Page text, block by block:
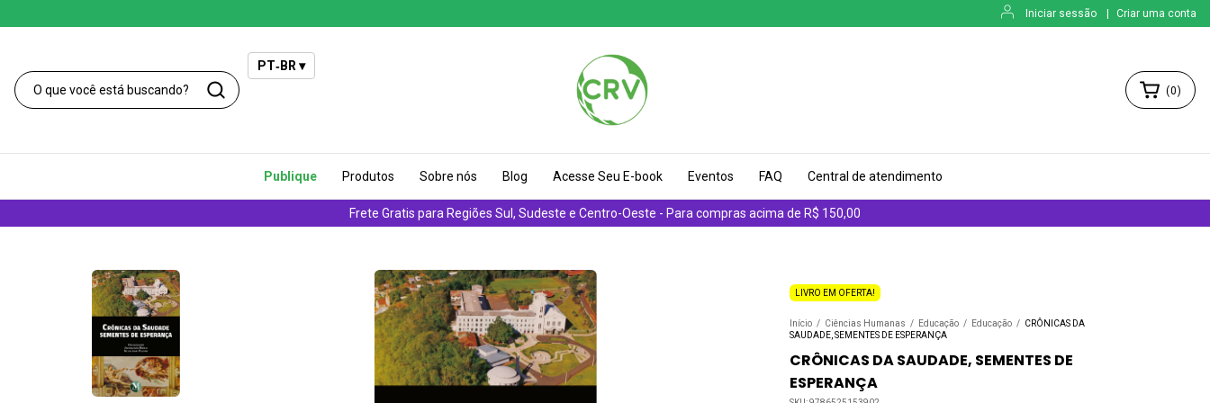
Iniciar sessão Criar uma conta
Frete Gratis para Regiões Sul, Sudeste e Centro-Oeste - Para compras acima de R$ 150,00
(0)
Publique Produtos Sobre nós Blog Acesse Seu E-book Eventos FAQ Central de atendimento
PT‑BR ▾
LIVRO EM OFERTA!
Início / Ciências Humanas / Educação / Educação / CRÔNICAS DA
SAUDADE, SEMENTES DE ESPERANÇA
CRÔNICAS DA SAUDADE, SEMENTES DE
ESPERANÇA